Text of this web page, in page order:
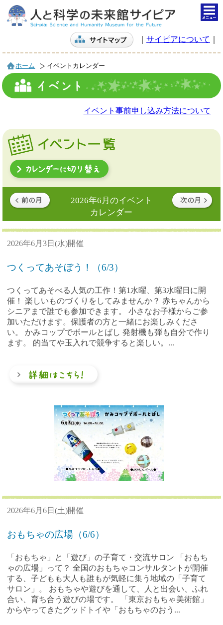
サイピアについて
ホーム イベントカレンダー
イベント事前申し込み方法について
2026年6月のイベント
カレンダー
2026年6月3日(水)開催
つくってあそぼう！（6/3）
つくってあそべる人気の工作！第1水曜、第3水曜日に開
催！ 楽しいものづくりをしてみませんか？ 赤ちゃんから
シニアまで誰でも参加できます。 小さなお子様からご参
加いただけます。保護者の方と一緒にお楽しみくださ
い。 かみコップでボールとばし 発射機も弾も自分で作り
ます。 的当てや玉入れで競争すると楽しい。...
2026年6月6日(土)開催
おもちゃの広場（6/6）
「おもちゃ」と「遊び」の子育て・交流サロン 「おもち
ゃの広場」って？ 全国のおもちゃコンサルタントが開催
する、子どもも大人も誰もが気軽に集う地域の「子育て
サロン」。 おもちゃや遊びを通して、人と出会い、ふれ
合い、育ち合う遊びの場です。 「東京おもちゃ美術館」
からやってきたグッドトイや「おもちゃのおう...